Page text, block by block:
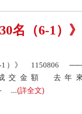
名（6-1）
6-1）》 1150806
交金額
...(詳全文)